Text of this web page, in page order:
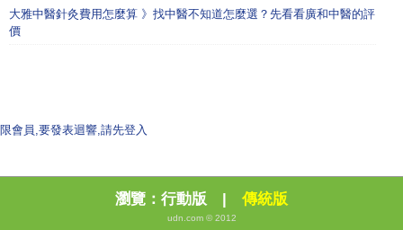
大雅中醫針灸費用怎麼算 》找中醫不知道怎麼選？先看看廣和中醫的評
價
限會員,要發表迴響,請先登入
瀏覽： 行動版 傳統版
udn.com © 2012